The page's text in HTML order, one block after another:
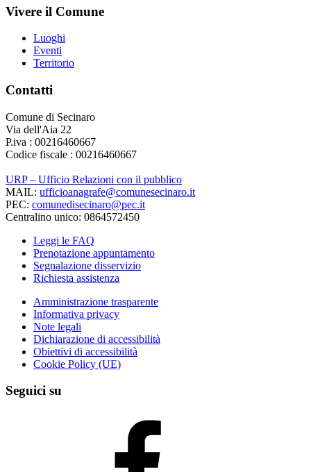
Vivere il Comune
Luoghi
Eventi
Territorio
Contatti
Comune di Secinaro
Via dell'Aia 22
P.iva : 00216460667
Codice fiscale : 00216460667
URP – Ufficio Relazioni con il pubblico
MAIL: ufficioanagrafe@comunesecinaro.it
PEC: comunedisecinaro@pec.it
Centralino unico: 0864572450
Leggi le FAQ
Prenotazione appuntamento
Segnalazione disservizio
Richiesta assistenza
Amministrazione trasparente
Informativa privacy
Note legali
Dichiarazione di accessibilità
Obiettivi di accessibilità
Cookie Policy (UE)
Seguici su